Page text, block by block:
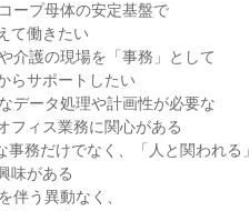
ープ母体の安定基盤で
て働きたい
介護の現場を「事務」として
らサポートしたい
データ処理や計画性が必要な
フィス業務に関心がある
事務だけでなく、「人と関われる」
味がある
伴う異動なく、